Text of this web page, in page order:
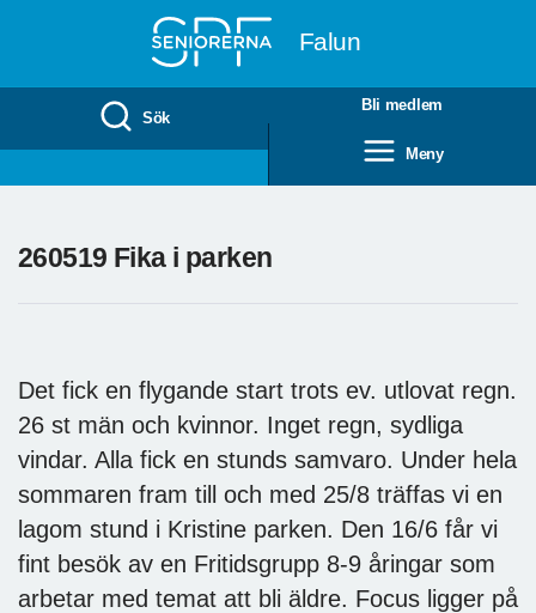
Falun
Sök
Bli medlem
Meny
260519 Fika i parken
Det fick en flygande start trots ev. utlovat regn.
26 st män och kvinnor. Inget regn, sydliga
vindar. Alla fick en stunds samvaro. Under hela
sommaren fram till och med 25/8 träffas vi en
lagom stund i Kristine parken. Den 16/6 får vi
fint besök av en Fritidsgrupp 8-9 åringar som
arbetar med temat att bli äldre. Focus ligger på